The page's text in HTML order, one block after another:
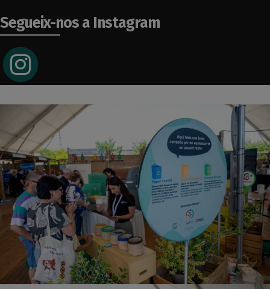
Segueix-nos a Instagram